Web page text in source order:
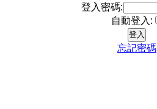
登入密碼:
自動登入:
忘記密碼